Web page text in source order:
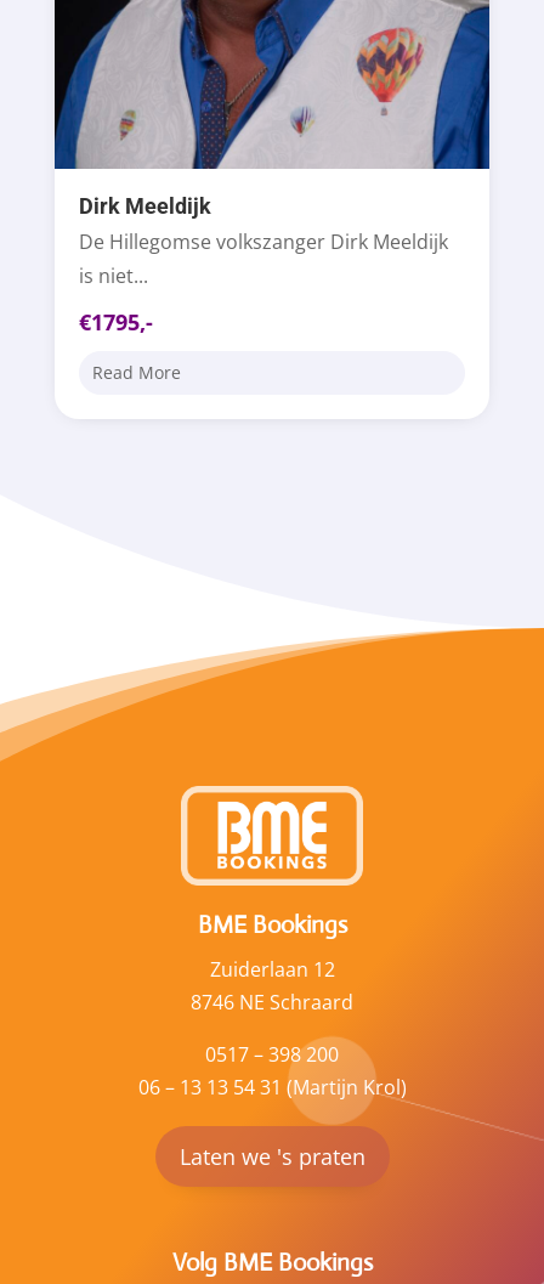
Dirk Meeldijk
De Hillegomse volkszanger Dirk Meeldijk
is niet...
€1795,-
Read More
BME Bookings
Zuiderlaan 12
8746 NE Schraard
0517 – 398 200
06 – 13 13 54 31 (Martijn Krol)
Laten we 's praten
Volg BME Bookings